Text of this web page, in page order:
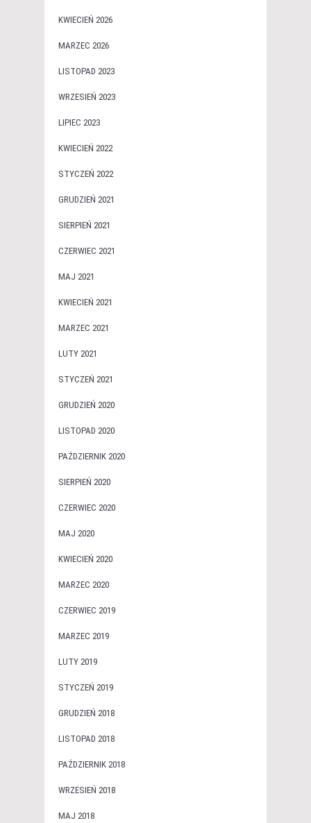
KWIECIEŃ 2026
MARZEC 2026
LISTOPAD 2023
WRZESIEŃ 2023
LIPIEC 2023
KWIECIEŃ 2022
STYCZEŃ 2022
GRUDZIEŃ 2021
SIERPIEŃ 2021
CZERWIEC 2021
MAJ 2021
KWIECIEŃ 2021
MARZEC 2021
LUTY 2021
STYCZEŃ 2021
GRUDZIEŃ 2020
LISTOPAD 2020
PAŹDZIERNIK 2020
SIERPIEŃ 2020
CZERWIEC 2020
MAJ 2020
KWIECIEŃ 2020
MARZEC 2020
CZERWIEC 2019
MARZEC 2019
LUTY 2019
STYCZEŃ 2019
GRUDZIEŃ 2018
LISTOPAD 2018
PAŹDZIERNIK 2018
WRZESIEŃ 2018
MAJ 2018